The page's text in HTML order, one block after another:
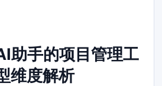
助手的项目管理工
维度解析